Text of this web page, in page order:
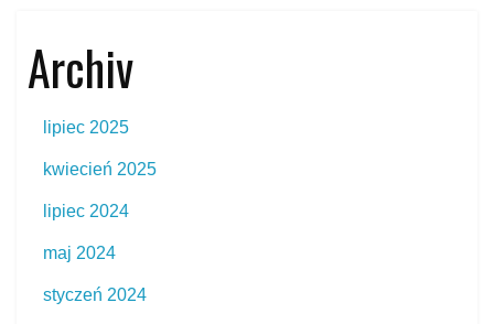
Archiv
lipiec 2025
kwiecień 2025
lipiec 2024
maj 2024
styczeń 2024